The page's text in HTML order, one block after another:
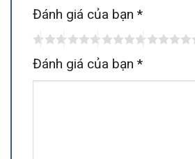
Đánh giá của bạn *
Đánh giá của bạn *